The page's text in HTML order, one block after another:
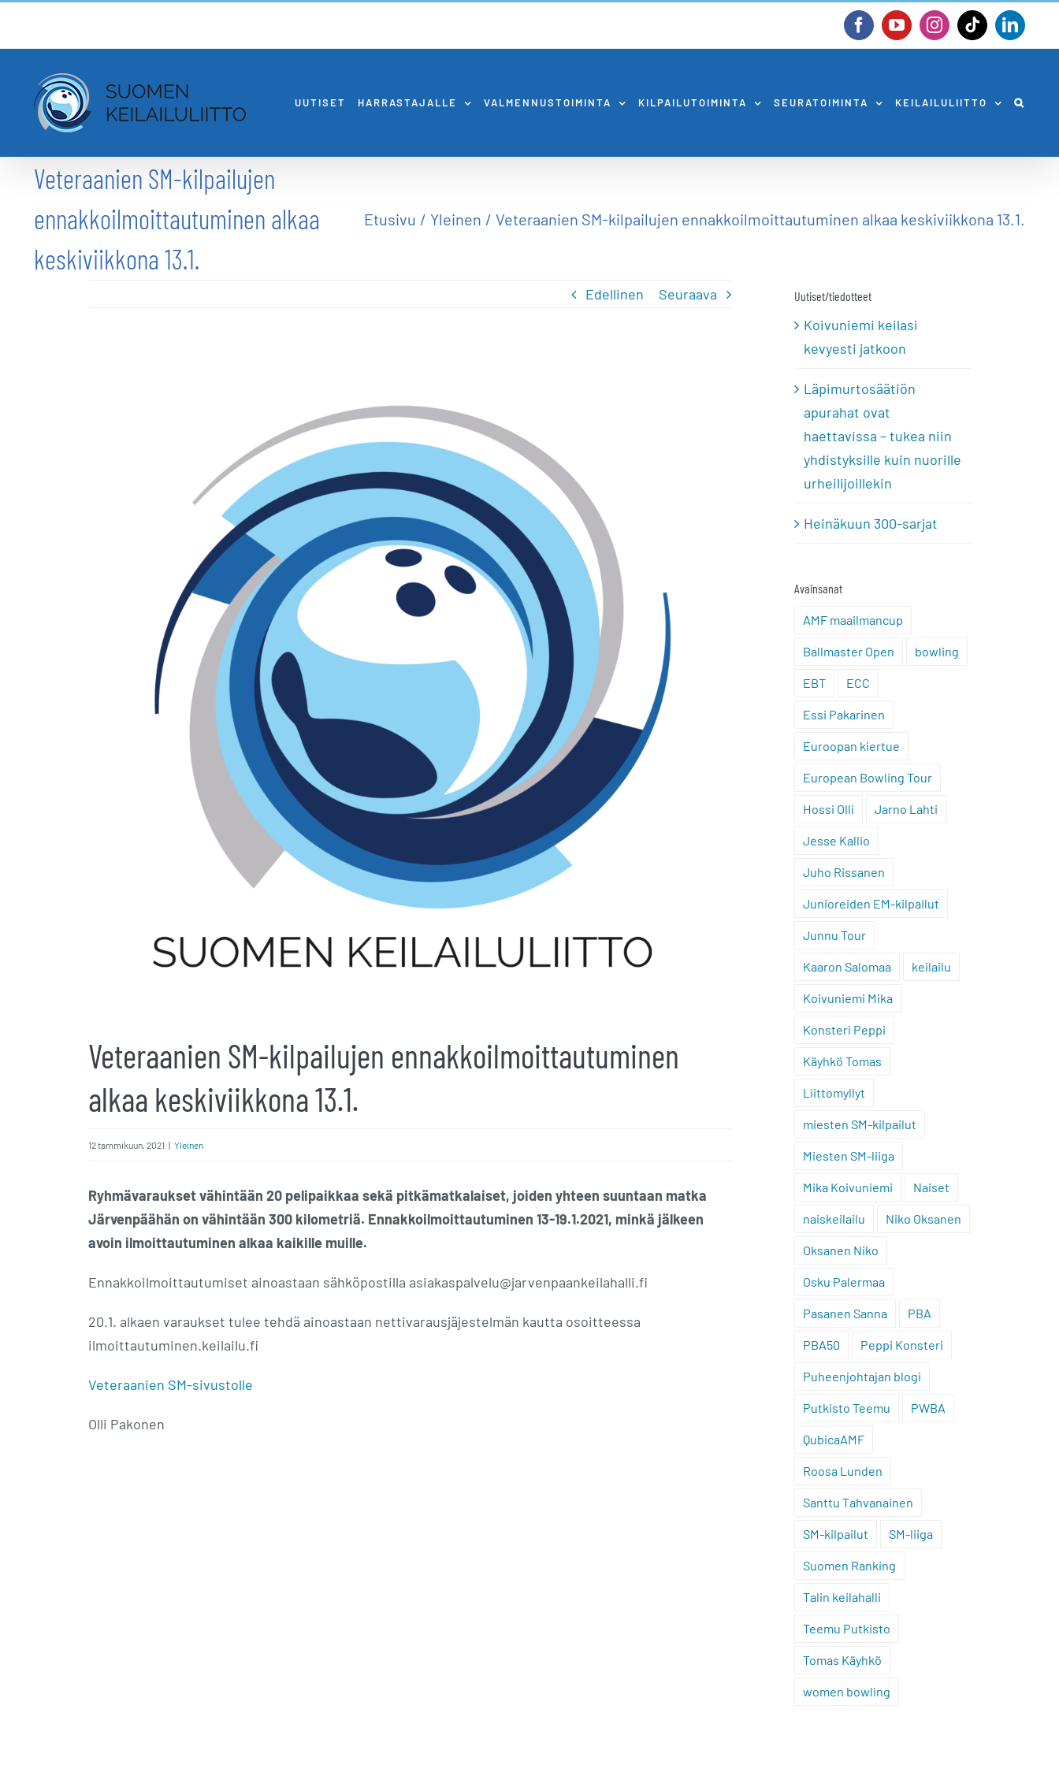
FacebookYouTubeInstagram
Tiktok
UUTISET HARRASTAJALLE VALMENNUSTOIMINTA KILPAILUTOIMINTA SEURATOIMINTA KEILAILULIITTO
Veteraanien SM-kilpailujen
ennakkoilmoittautuminen alkaa
keskiviikkona 13.1.
Etusivu Yleinen Veteraanien SM-kilpailujen ennakkoilmoittautuminen alkaa keskiviikkona 13.1.
Edellinen Seuraava
Veteraanien SM-kilpailujen ennakkoilmoittautuminen
alkaa keskiviikkona 13.1.
12 tammikuun, 2021 | Yleinen
Ryhmävaraukset vähintään 20 pelipaikkaa sekä pitkämatkalaiset, joiden yhteen suuntaan matka
Järvenpäähän on vähintään 300 kilometriä. Ennakkoilmoittautuminen 13-19.1.2021, minkä jälkeen
avoin ilmoittautuminen alkaa kaikille muille.
Ennakkoilmoittautumiset ainoastaan sähköpostilla asiakaspalvelu@jarvenpaankeilahalli.fi
20.1. alkaen varaukset tulee tehdä ainoastaan nettivarausjäjestelmän kautta osoitteessa
ilmoittautuminen.keilailu.fi
Veteraanien SM-sivustolle
Olli Pakonen
Uutiset/tiedotteet
Koivuniemi keilasi
kevyesti jatkoon
Läpimurtosäätiön
apurahat ovat
haettavissa – tukea niin
yhdistyksille kuin nuorille
urheilijoillekin
Heinäkuun 300-sarjat
Avainsanat
AMF maailmancup
Ballmaster Open bowling
EBT ECC
Essi Pakarinen
Euroopan kiertue
European Bowling Tour
Hossi Olli Jarno Lahti
Jesse Kallio
Juho Rissanen
Junioreiden EM-kilpailut
Junnu Tour
Kaaron Salomaa keilailu
Koivuniemi Mika
Konsteri Peppi
Käyhkö Tomas
Liittomyllyt
miesten SM-kilpailut
Miesten SM-liiga
Mika Koivuniemi Naiset
naiskeilailu Niko Oksanen
Oksanen Niko
Osku Palermaa
Pasanen Sanna PBA
PBA50 Peppi Konsteri
Puheenjohtajan blogi
Putkisto Teemu PWBA
QubicaAMF
Roosa Lunden
Santtu Tahvanainen
SM-kilpailut SM-liiga
Suomen Ranking
Talin keilahalli
Teemu Putkisto
Tomas Käyhkö
women bowling